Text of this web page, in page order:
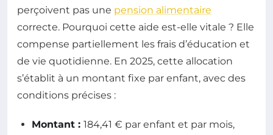
perçoivent pas une pension alimentaire
correcte. Pourquoi cette aide est-elle vitale ? Elle
compense partiellement les frais d’éducation et
de vie quotidienne. En 2025, cette allocation
s’établit à un montant fixe par enfant, avec des
conditions précises :
Montant : 184,41 € par enfant et par mois,